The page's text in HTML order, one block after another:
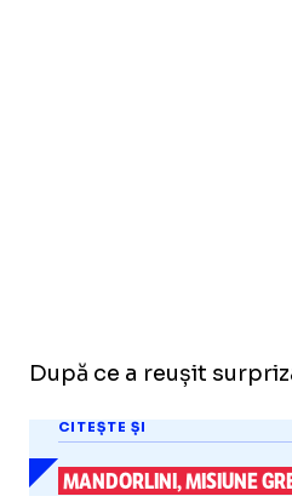
După ce a reușit
CITEȘTE ȘI
MANDORLINI, MISIUNE